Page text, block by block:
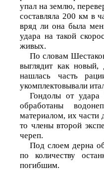
упал на землю,
составляла 200 км в
вряд ли она была
удара на такой
живых.
По словам
выглядит как новый,
нашлась часть
укомплектовывали
Гондолы от
обработаны
материалом, их части
то члены второй
череп.
Под слоем дерна
по количеству
погибшим.